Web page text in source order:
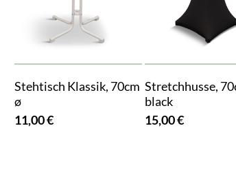
Stehtisch Klassik, 70cm
ø
11,00 €
Stretchhusse,
black
15,00 €